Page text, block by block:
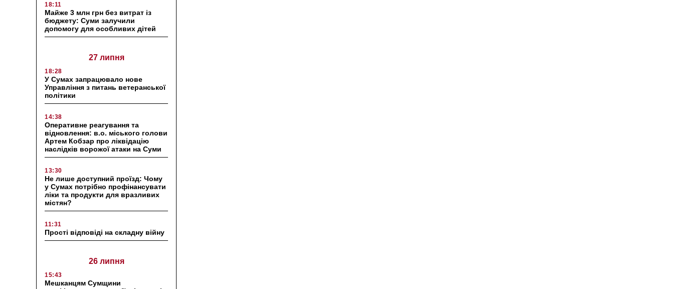
18:11
Майже 3 млн грн без витрат із
бюджету: Суми залучили
допомогу для особливих дітей
27 липня
18:28
У Сумах запрацювало нове
Управління з питань ветеранської
політики
14:38
Оперативне реагування та
відновлення: в.о. міського голови
Артем Кобзар про ліквідацію
наслідків ворожої атаки на Суми
13:30
Не лише доступний проїзд: Чому
у Сумах потрібно профінансувати
ліки та продукти для вразливих
містян?
11:31
Прості відповіді на складну війну
26 липня
15:43
Мешканцям Сумщини